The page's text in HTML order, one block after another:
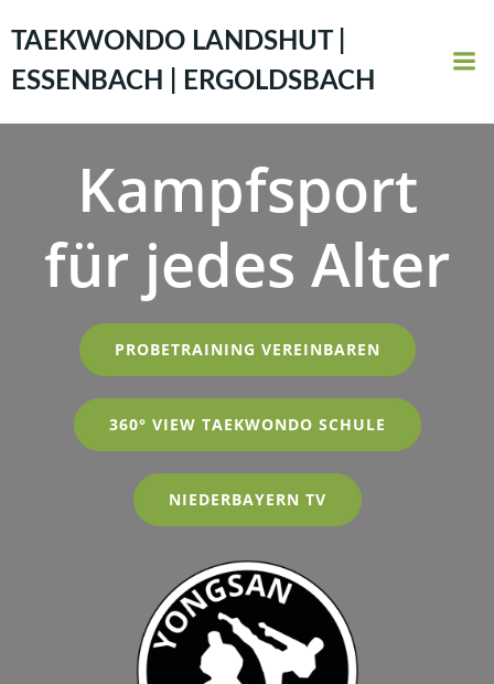
Inhalt
springen
TAEKWONDO LANDSHUT |
ESSENBACH | ERGOLDSBACH
Kampfsport
für jedes Alter
PROBETRAINING VEREINBAREN
360° VIEW TAEKWONDO SCHULE
NIEDERBAYERN TV